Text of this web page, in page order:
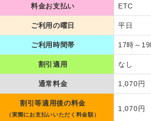
料金お支払い ETC
ご利用の曜日 平日
ご利用時間帯 17時～19
割引適用 なし
通常料金 1,070円
割引等適用後の料金
（実際にお支払いいただく料金額）
1,070円